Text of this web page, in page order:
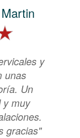
y
unas
Un
y muy
gracias"